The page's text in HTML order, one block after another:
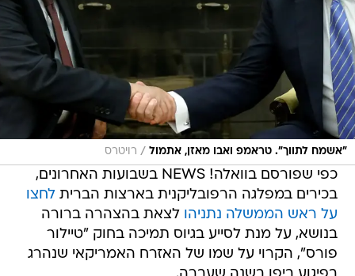
"אשמח לתווך". טראמפ ואבו מאזן, אתמול / רויטרס
כפי שפורסם בוואלה! NEWS בשבועות האחרונים,
בכירים במפלגה הרפובליקנית בארצות הבריתלחצו
על ראש הממשלה נתניהו לצאת בהצהרה ברורה
בנושא, על מנת לסייע בגיוס תמיכה בחוק "טיילור
פורס", הקרוי על שמו של האזרח האמריקאי שנהרג